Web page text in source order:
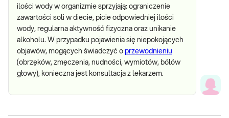
ilości wody w organizmie sprzyjają: ograniczenie
zawartości soli w diecie, picie odpowiedniej ilości
wody, regularna aktywność fizyczna oraz unikanie
alkoholu. W przypadku pojawienia się niepokojących
objawów, mogących świadczyć o przewodnieniu
(obrzęków, zmęczenia, nudności, wymiotów, bólów
głowy), konieczna jest konsultacja z lekarzem.